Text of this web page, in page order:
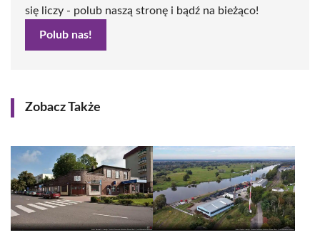
się liczy - polub naszą stronę i bądź na bieżąco!
Polub nas!
Zobacz Także